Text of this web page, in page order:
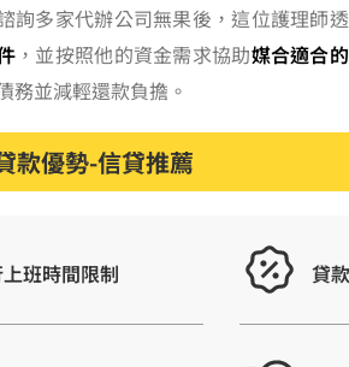
詢多家代辦公司無果後，這位護理師
，並按照他的資金需求協助媒合適合
務並減輕還款負擔。
款優勢-信貸推薦
班時間限制 貸